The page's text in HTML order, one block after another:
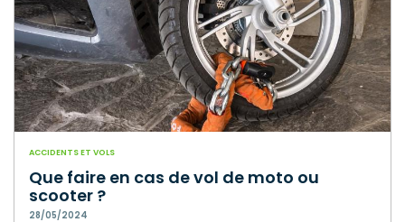
ACCIDENTS ET VOLS
Que faire en cas de vol de moto ou
scooter ?
28/05/2024